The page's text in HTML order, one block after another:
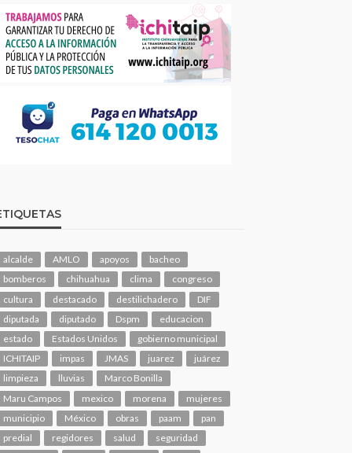
alcalde AMLO apoyos
bacheo
bomberos
chihuahua clima
congreso
cultura
destacado destilichadero
DIF
diputada
diputado Dspm
educacion
estado
Estados Unidos
gobierno municipal
ICHITAIP
impas JMAS juarez
juárez
limpieza
lluvias
Marco Bonilla
Maru Campos
mexico morena
mujeres
municipio
México obras paam
pan
predial
regidores salud
seguridad